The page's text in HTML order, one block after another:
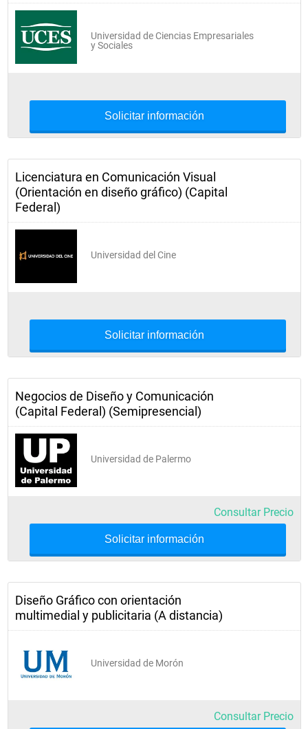
Universidad de Ciencias Empresariales
y Sociales
Solicitar información
Licenciatura en Comunicación Visual
(Orientación en diseño gráfico) (Capital
Federal)
Universidad del Cine
Solicitar información
Negocios de Diseño y Comunicación
(Capital Federal) (Semipresencial)
Universidad de Palermo
Consultar Precio
Solicitar información
Diseño Gráfico con orientación
multimedial y publicitaria (A distancia)
Universidad de Morón
Consultar Precio